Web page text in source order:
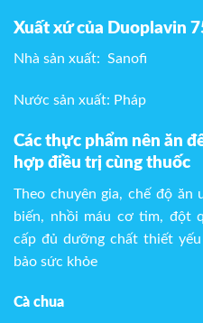
Xuất xứ của Duoplavin
Nhà sản xuất: Sanofi
Nước sản xuất: Pháp
Các thực phẩm nên ăn
hợp điều trị cùng thuốc
Theo chuyên gia, chế độ ăn
biến, nhồi máu cơ tim, đột
cấp đủ dưỡng chất thiết
bảo sức khỏe
Cà chua